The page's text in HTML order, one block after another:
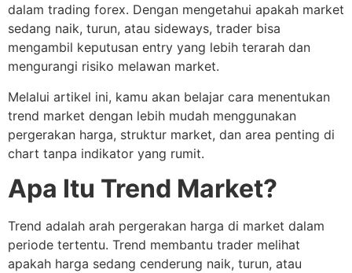
dalam trading forex. Dengan mengetahui apakah market
sedang naik, turun, atau sideways, trader bisa
mengambil keputusan entry yang lebih terarah dan
mengurangi risiko melawan market.
Melalui artikel ini, kamu akan belajar cara menentukan
trend market dengan lebih mudah menggunakan
pergerakan harga, struktur market, dan area penting di
chart tanpa indikator yang rumit.
Apa Itu Trend Market?
Trend adalah arah pergerakan harga di market dalam
periode tertentu. Trend membantu trader melihat
apakah harga sedang cenderung naik, turun, atau